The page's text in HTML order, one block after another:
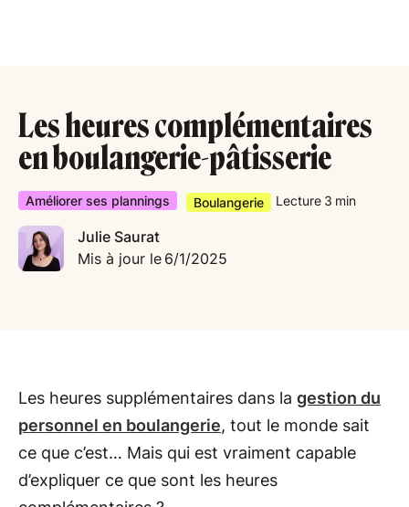
Les heures complémentaires
en boulangerie-pâtisserie
Améliorer ses plannings Boulangerie Lecture 3 min
Julie Saurat
Mis à jour le 6/1/2025
Les heures supplémentaires dans la gestion du
personnel en boulangerie, tout le monde sait
ce que c’est… Mais qui est vraiment capable
d’expliquer ce que sont les heures